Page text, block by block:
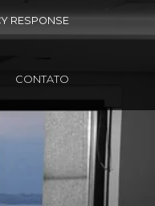
RESPONSE
CONTATO